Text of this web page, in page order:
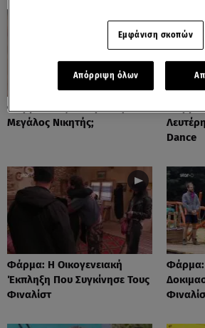
Φάρμα: Πώς Θα Προκύψει Ο
Μεγάλος Νικητής;
Φάρμα:
Dance
Φάρμα: Η Οικογενειακή
Έκπληξη Που Συγκίνησε Τους
Φιναλίστ
Φάρμα:
Εμφάνιση σκοπών
Απόρριψη όλων